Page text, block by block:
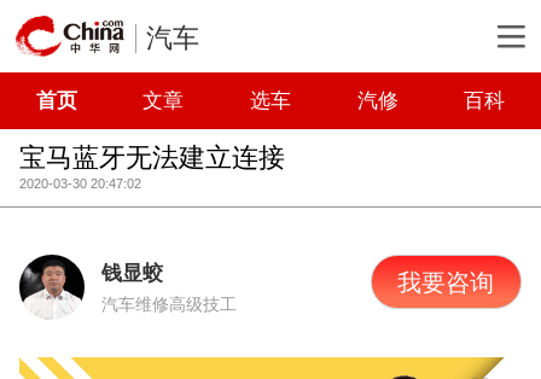
汽车
首页 文章 选车 汽修 百科
宝马蓝牙无法建立连接
2020-03-30 20:47:02
钱显蛟
汽车维修高级技工
我要咨询